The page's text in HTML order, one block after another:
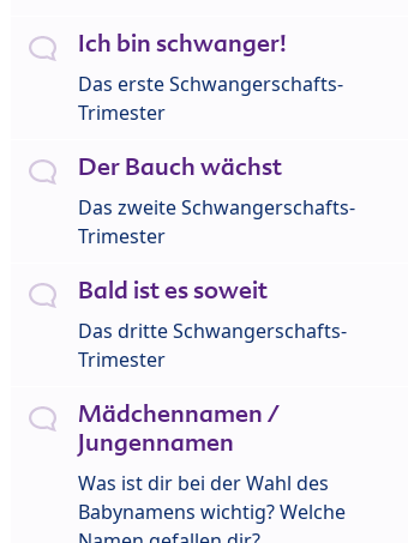
Ich bin schwanger!
Das erste Schwangerschafts-
Trimester
Der Bauch wächst
Das zweite Schwangerschafts-
Trimester
Bald ist es soweit
Das dritte Schwangerschafts-
Trimester
Mädchennamen /
Jungennamen
Was ist dir bei der Wahl des
Babynamens wichtig? Welche